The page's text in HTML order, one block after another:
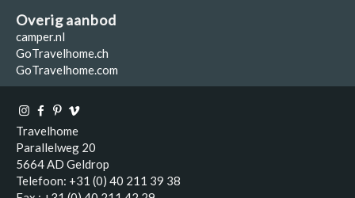
Overig aanbod
camper.nl
GoTravelhome.ch
GoTravelhome.com
Travelhome
Parallelweg 20
5664 AD Geldrop
Telefoon: +31 (0) 40 211 39 38